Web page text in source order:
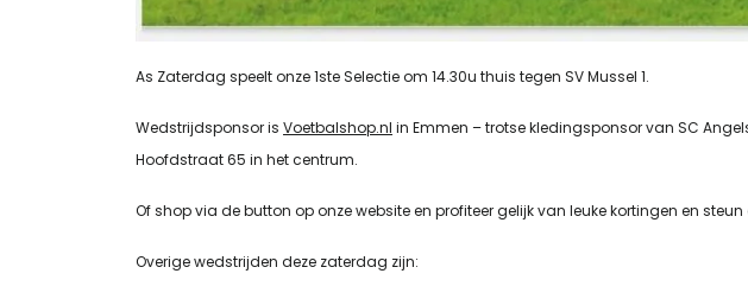
As Zaterdag speelt onze 1ste Selectie om 14.30u thuis tegen SV Mussel 1.
Wedstrijdsponsor is Voetbalshop.nl in Emmen – trotse kledingsponsor van SC
Hoofdstraat 65 in het centrum.
Ofshop via de button op onze website en profiteer gelijk van leuke kortingen en
Overige wedstrijden deze zaterdag zijn: